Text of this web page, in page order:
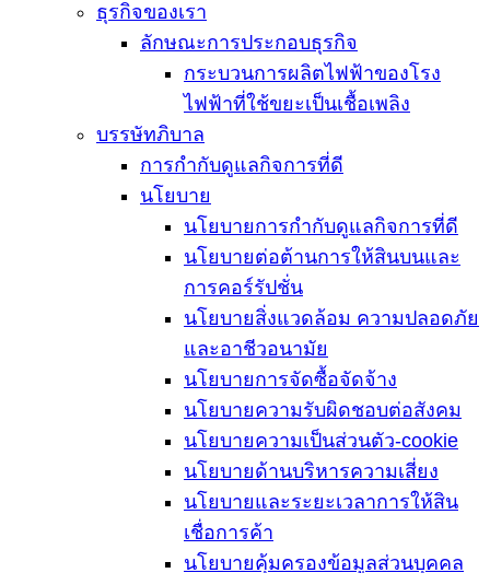
ธุรกิจของเรา
ลักษณะการประกอบธุรกิจ
กระบวนการผลิตไฟฟ้าของโรง
ไฟฟ้าที่ใช้ขยะเป็นเชื้อเพลิง
บรรษัทภิบาล
การกำกับดูแลกิจการที่ดี
นโยบาย
นโยบายการกำกับดูแลกิจการที่ดี
นโยบายต่อต้านการให้สินบนและ
การคอร์รัปชั่น
นโยบายสิ่งแวดล้อม ความปลอดภัย
และอาชีวอนามัย
นโยบายการจัดซื้อจัดจ้าง
นโยบายความรับผิดชอบต่อสังคม
นโยบายความเป็นส่วนตัว-cookie
นโยบายด้านบริหารความเสี่ยง
นโยบายและระยะเวลาการให้สิน
เชื่อการค้า
นโยบายคุ้มครองข้อมูลส่วนบุคคล